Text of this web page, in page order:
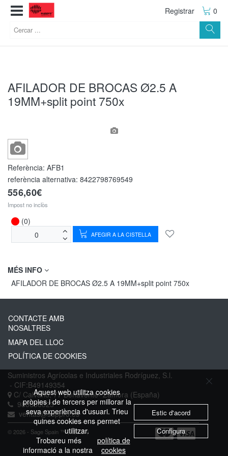
Registrar 0
AFILADOR DE BROCAS Ø2.5 A
19MM+split point 750x
Referència: AFB1
referència alternativa: 8422798769549
556,60€
Impost no inclòs
(0)
AFEGIR A LA CISTELLA
MÉS INFO
AFILADOR DE BROCAS Ø2.5 A 19MM+split point 750x
CONTACTE AMB
NOSALTRES
MAPA DEL LLOC
POLÍTICA DE COOKIES
Suministros Agrícolas e Industriales Rodríguez, S.l.
- CIF:B49149354
C/ Calvario, 77Benavente-Zamora (España)
980636023
ventas@suppro.es
© 2026 - Sage Spain ™ (v.20.27)
Aquest web utilitza cookies
pròpies i de tercers per millorar la
seva experiència d'usuari. Trieu
quines cookies ens permet
utilitzar.
Trobareu més
informació a la nostra
política de
cookies
Estic d'acord
Configura